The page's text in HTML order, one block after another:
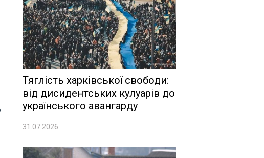
Тяглість харківської свободи:
від дисидентських кулуарів до
українського авангарду
31.07.2026